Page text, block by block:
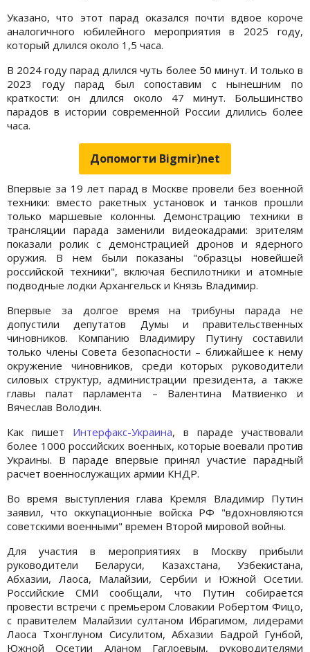
Указано, что этот парад оказался почти вдвое короче
аналогичного юбилейного мероприятия в 2025 году,
который длился около 1,5 часа.
В 2024 году парад длился чуть более 50 минут. И только в
2023 году парад был сопоставим с нынешним по
краткости: он длился около 47 минут. Большинство
парадов в истории современной России длились более
часа.
Допомогти Bigmir)net
Впервые за 19 лет парад в Москве провели без военной
техники: вместо ракетных установок и танков прошли
только маршевые колонны. Демонстрацию техники в
трансляции парада заменили видеокадрами: зрителям
показали ролик с демонстрацией дронов и ядерного
оружия. В нем были показаны "образцы новейшей
российской техники", включая беспилотники и атомные
подводные лодки Архангельск и Князь Владимир.
Впервые за долгое время на трибуны парада не
допустили депутатов Думы и правительственных
чиновников. Компанию Владимиру Путину составили
только члены Совета безопасности – ближайшее к нему
окружение чиновников, среди которых руководители
силовых структур, администрации президента, а также
главы палат парламента – Валентина Матвиенко и
Вячеслав Володин.
Как пишет Интерфакс-Украина, в параде участвовали
более 1000 российских военных, которые воевали против
Украины. В параде впервые принял участие парадный
расчет военнослужащих армии КНДР.
Во время выступления глава Кремля Владимир Путин
заявил, что оккупационные войска РФ "вдохновляются
советскими военными" времен Второй мировой войны.
Для участия в мероприятиях в Москву прибыли
руководители Беларуси, Казахстана, Узбекистана,
Абхазии, Лаоса, Малайзии, Сербии и Южной Осетии.
Российские СМИ сообщали, что Путин собирается
провести встречи с премьером Словакии Робертом Фицо,
с правителем Малайзии султаном Ибрагимом, лидерами
Лаоса Тхонглуном Сисулитом, Абхазии Бадрой Гунбой,
Южной Осетии Аланом Гаглоевым, руководителями